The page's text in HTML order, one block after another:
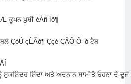
ਕੂਪਨ ਖ਼ੁਸ਼ੀ éÅñ íð¶
ÇòÚ çÈÃð¶ Ççé ÇÂÕ Ô¯ð ਟੈਬ
ਸ਼ਿੰਦਾ ਅਤੇ ਅਦਨਾਨ ਸਾਮੀਤੋ ਓਹਨਾ ਦੇ